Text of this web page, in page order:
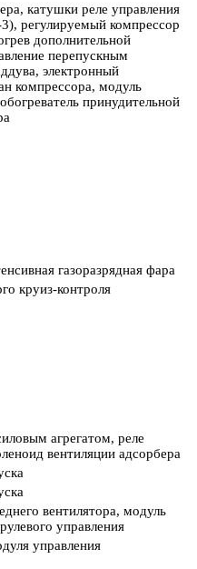
катушки реле управления
регулируемый компрессор
дополнительной
перепускным
электронный
компрессора, модуль
принудительной
газоразрядная фара
круиз-контроля
агрегатом, реле
вентиляции адсорбера
вентилятора, модуль
управления
управления